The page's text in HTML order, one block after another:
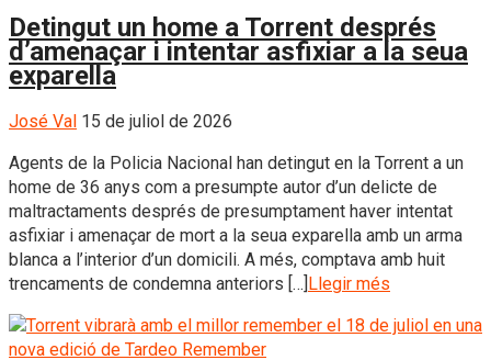
Detingut un home a Torrent després
d’amenaçar i intentar asfixiar a la seua
exparella
José Val 15 de juliol de 2026
Agents de la Policia Nacional han detingut en la Torrent a un
home de 36 anys com a presumpte autor d’un delicte de
maltractaments després de presumptament haver intentat
asfixiar i amenaçar de mort a la seua exparella amb un arma
blanca a l’interior d’un domicili. A més, comptava amb huit
trencaments de condemna anteriors […]Llegir més